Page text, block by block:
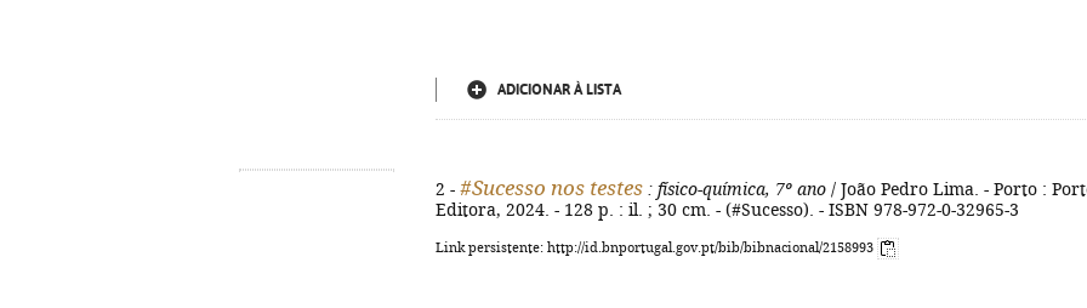
ADICIONAR À LISTA
2 - #Sucesso nos testes : físico-química, 7º ano / João Pedro Lima. - Porto :
Editora, 2024. - 128 p. : il. ; 30 cm. - (#Sucesso). - ISBN 978-972-0-32965-3
Link persistente: http://id.bnportugal.gov.pt/bib/bibnacional/2158993